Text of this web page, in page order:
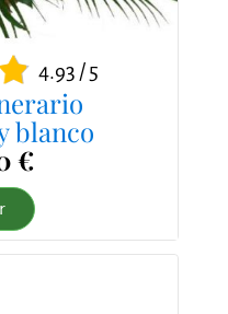
4.93 / 5
blanco
€